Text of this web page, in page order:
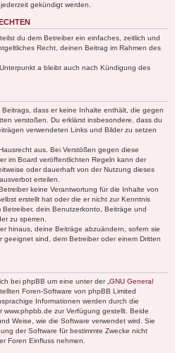
gekündigt werden.
du dem Betreiber ein einfaches, zeitlich und
Recht, deinen Beitrag im Rahmen des
a bleibt auch nach Kündigung des
dass er keine Inhalte enthält, die gegen
verstoßen. Du erklärst insbesondere, dass du
verwendeten Links und Bilder zu setzen
aus. Bei Verstößen gegen diese
im Board veröffentlichten Regeln kann der
oder dauerhaft von der Nutzung dieses
erteilen.
keine Verantwortung für die Inhalte von
erstellt hat oder die er nicht zur Kenntnis
dein Benutzerkonto, Beiträge und
zu sperren.
hinaus, deine Beiträge abzuändern, sofern sie
sind, dem Betreiber oder einem Dritten
bei phpBB um eine unter der „ GNU General
Foren-Software von phpBB Limited
Informationen werden durch die
www.phpbb.de zur Verfügung gestellt. Beide
Weise, wie die Software verwendet wird. Sie
der Software für bestimmte Zwecke nicht
Foren Einfluss nehmen.